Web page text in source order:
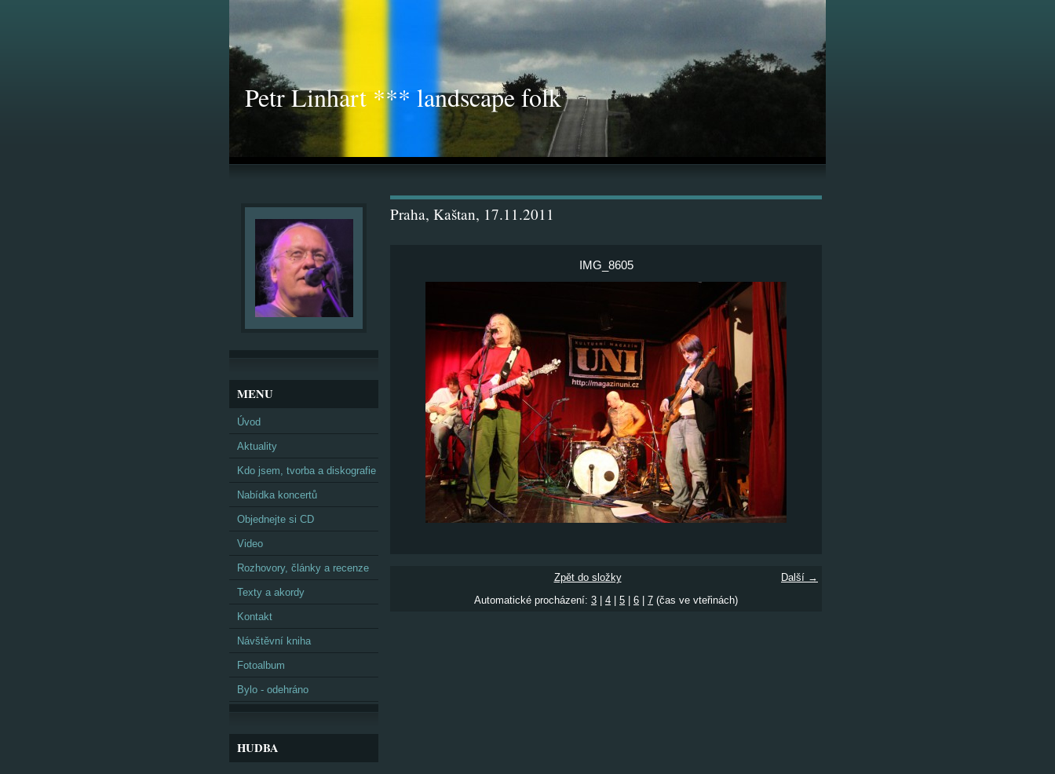
Petr Linhart *** landscape folk
Praha, Kaštan, 17.11.2011
IMG_8605
Další →
Zpět do složky
Automatické procházení: 3 4 5 6 7 (čas ve vteřinách)
MENU
Úvod
Aktuality
Kdo jsem, tvorba a diskografie
Nabídka koncertů
Objednejte si CD
Video
Rozhovory, články a recenze
Texty a akordy
Kontakt
Návštěvní kniha
Fotoalbum
Bylo - odehráno
HUDBA